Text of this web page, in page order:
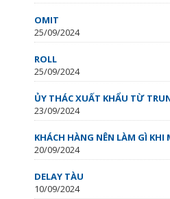
OMIT
25/09/2024
ROLL
25/09/2024
ỦY THÁC XUẤT KHẨU TỪ
23/09/2024
KHÁCH HÀNG NÊN LÀM GÌ KHI
20/09/2024
DELAY TÀU
10/09/2024